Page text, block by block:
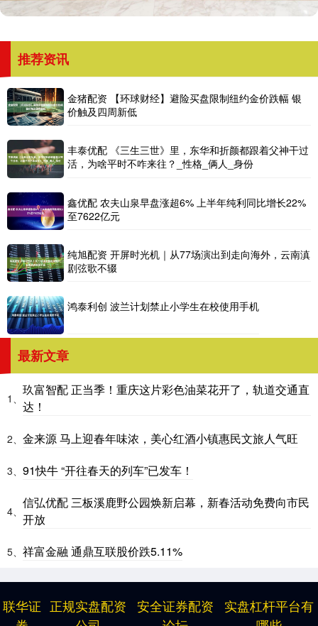
推荐资讯
金猪配资 【环球财经】避险买盘限制纽约金价跌幅 银
价触及四周新低
丰泰优配 《三生三世》里，东华和折颜都跟着父神干过
活，为啥平时不咋来往？_性格_俩人_身份
鑫优配 农夫山泉早盘涨超6% 上半年纯利同比增长22%
至7622亿元
纯旭配资 开屏时光机｜从77场演出到走向海外，云南滇
剧弦歌不辍
鸿泰利创 波兰计划禁止小学生在校使用手机
最新文章
1、
玖富智配 正当季！重庆这片彩色油菜花开了，轨道交通直
达！
2、 金来源 马上迎春年味浓，美心红酒小镇惠民文旅人气旺
3、 91快牛 “开往春天的列车”已发车！
4、
信弘优配 三板溪鹿野公园焕新启幕，新春活动免费向市民
开放
5、 祥富金融 通鼎互联股价跌5.11%
联华证 正规实盘配资
安全证券配资
实盘杠杆平台有